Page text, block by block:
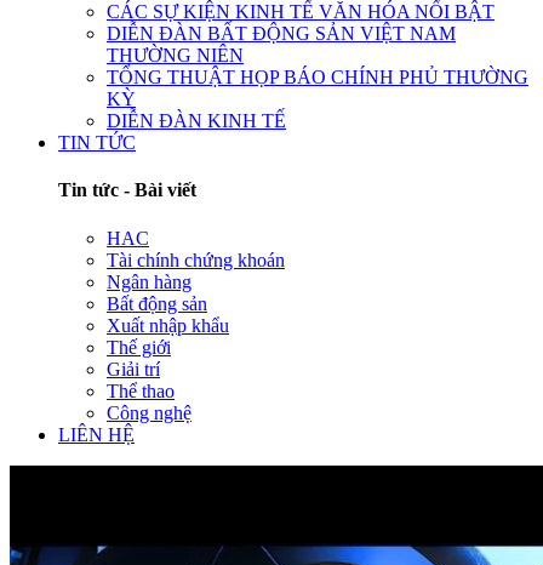
CÁC SỰ KIỆN KINH TẾ VĂN HÓA NỔI BẬT
DIỄN ĐÀN BẤT ĐỘNG SẢN VIỆT NAM
THƯỜNG NIÊN
TỔNG THUẬT HỌP BÁO CHÍNH PHỦ THƯỜNG
KỲ
DIỄN ĐÀN KINH TẾ
TIN TỨC
Tin tức - Bài viết
HAC
Tài chính chứng khoán
Ngân hàng
Bất động sản
Xuất nhập khẩu
Thế giới
Giải trí
Thể thao
Công nghệ
LIÊN HỆ